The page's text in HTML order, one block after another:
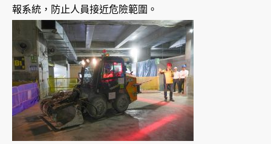
報系統，防止人員接近危險範圍。